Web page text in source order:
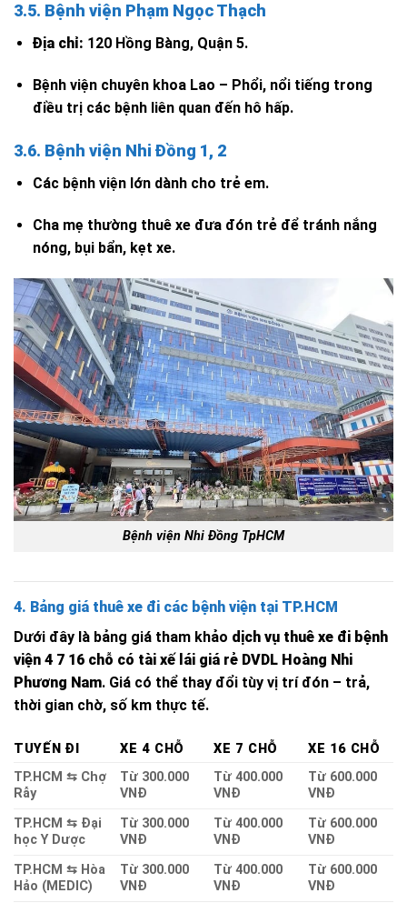
3.5. Bệnh viện Phạm Ngọc Thạch
Địa chỉ: 120 Hồng Bàng, Quận 5.
Bệnh viện chuyên khoa Lao – Phổi, nổi tiếng trong
điều trị các bệnh liên quan đến hô hấp.
3.6. Bệnh viện Nhi Đồng 1, 2
Các bệnh viện lớn dành cho trẻ em.
Cha mẹ thường thuê xe đưa đón trẻ để tránh nắng
nóng, bụi bẩn, kẹt xe.
Bệnh viện Nhi Đồng TpHCM
4. Bảng giá thuê xe đi các bệnh viện tại TP.HCM
Dưới đây là bảng giá tham khảo dịch vụ thuê xe đi bệnh
viện 4 7 16 chỗ có tài xế lái giá rẻ DVDL Hoàng Nhi
Phương Nam. Giá có thể thay đổi tùy vị trí đón – trả,
thời gian chờ, số km thực tế.
TUYẾN ĐI XE 4 CHỖ XE 7 CHỖ
XE 16 CHỖ
TP.HCM ⇆ Chợ
Rẫy
Từ 300.000
VNĐ
Từ 400.000
VNĐ
Từ 600.000
VNĐ
TP.HCM ⇆ Đại
học Y Dược
Từ 300.000
VNĐ
Từ 400.000
VNĐ
Từ 600.000
VNĐ
TP.HCM ⇆ Hòa
Hảo (MEDIC)
Từ 300.000
VNĐ
Từ 400.000
VNĐ
Từ 600.000
VNĐ